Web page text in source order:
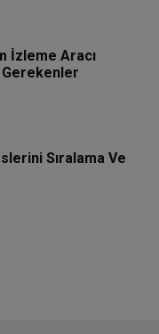
İzleme Aracı
Gerekenler
Sıralama Ve